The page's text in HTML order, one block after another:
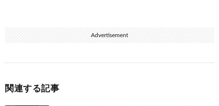
Advertisement
関連する記事